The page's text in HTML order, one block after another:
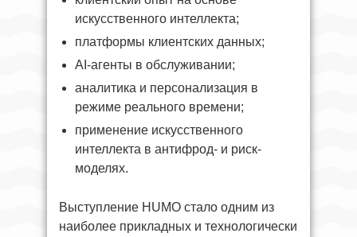
искусственного интеллекта;
платформы клиентских данных;
AI-агенты в обслуживании;
аналитика и персонализация в
режиме реального времени;
применение искусственного
интеллекта в антифрод- и риск-
моделях.
Выступление HUMO стало одним из
наиболее прикладных и технологически